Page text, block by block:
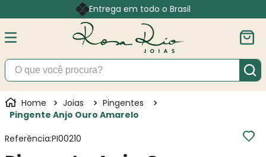
Entrega em todo o Brasil
O que você procura?
Joias
Pingentes
Pingente Anjo Ouro Amarelo
Referência:PI00210